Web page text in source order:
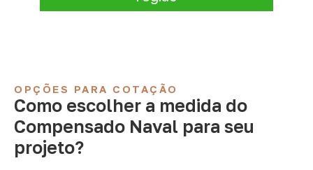
OPÇÕES PARA COTAÇÃO
Como escolher a medida do
Compensado Naval para seu
projeto?